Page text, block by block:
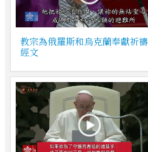
教宗為俄羅斯和烏克蘭奉獻祈禱
經文